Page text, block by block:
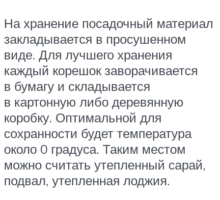
На хранение посадочный материал
закладывается в просушенном
виде. Для лучшего хранения
каждый корешок заворачивается
в бумагу и складывается
в картонную либо деревянную
коробку. Оптимальной для
сохранности будет температура
около 0 градуса. Таким местом
можно считать утепленный сарай,
подвал, утепленная лоджия.